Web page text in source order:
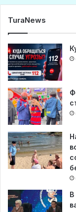
TuraNews
В